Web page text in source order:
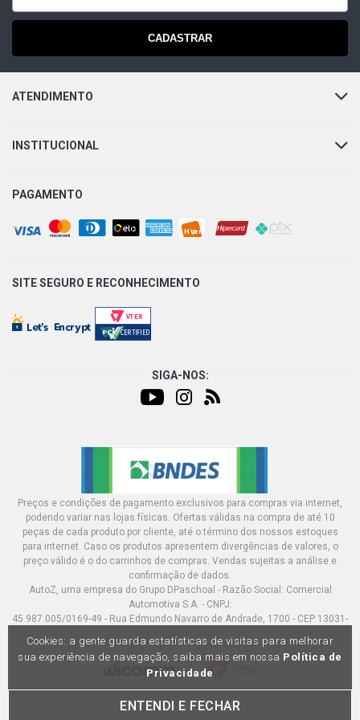
CADASTRAR
ATENDIMENTO
INSTITUCIONAL
PAGAMENTO
SITE SEGURO E RECONHECIMENTO
SIGA-NOS:
Preços e condições de pagamento exclusivos para compras via internet,
podendo variar nas lojas físicas. Ofertas válidas na compra de até 10
peças de cada produto por cliente, até o término dos nossos estoques
para internet. Caso os produtos apresentem divergências de valores, o
preço válido é o do carrinhos de compras. Vendas sujeitas a análise e
confirmação de dados.
AutoZ, uma empresa do Grupo DPaschoal - Razão Social: Comercial
Automotiva S.A. - CNPJ:
45.987.005/0169-49 - Rua Edmundo Navarro de Andrade, 1700 - CEP 13031-
Cookies: a gente guarda estatísticas de visitas para melhorar
sua experiência de navegação, saiba mais em nossa Política de
Privacidade
ENTENDI E FECHAR